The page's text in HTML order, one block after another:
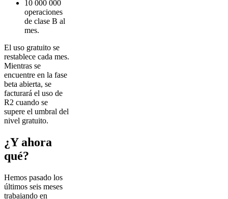
10 000 000
operaciones
de clase B al
mes.
El uso gratuito se
restablece cada mes.
Mientras se
encuentre en la fase
beta abierta, se
facturará el uso de
R2 cuando se
supere el umbral del
nivel gratuito.
¿Y ahora
qué?
Hemos pasado los
últimos seis meses
trabajando en